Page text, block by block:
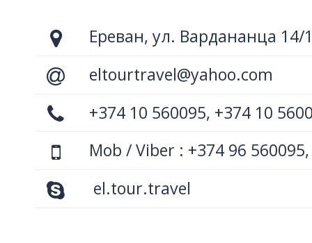
Ереван, ул. Вардананца 14/
eltourtravel@yahoo.com
+374 10 560095, +374 10
Mob / Viber : +374 96
el.tour.travel